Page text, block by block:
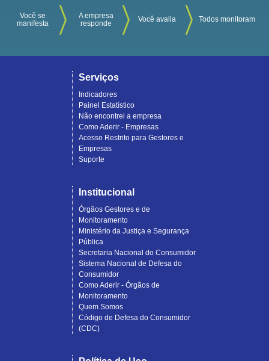
Você se
manifesta
A empresa
responde
Você avalia Todos monitoram
Serviços
Indicadores
Painel Estatístico
Não encontrei a empresa
Como Aderir - Empresas
Acesso Restrito para Gestores e
Empresas
Suporte
Institucional
Órgãos Gestores e de
Monitoramento
Ministério da Justiça e Segurança
Pública
Secretaria Nacional do Consumidor
Sistema Nacional de Defesa do
Consumidor
Como Aderir - Órgãos de
Monitoramento
Quem Somos
Código de Defesa do Consumidor
(CDC)